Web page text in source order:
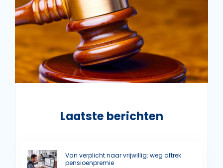
Laatste berichten
Van verplicht naar vrijwillig: weg aftrek
pensioenpremie